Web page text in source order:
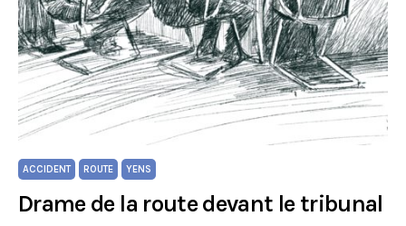
ACCIDENT ROUTE YENS
Drame de la route devant le tribunal